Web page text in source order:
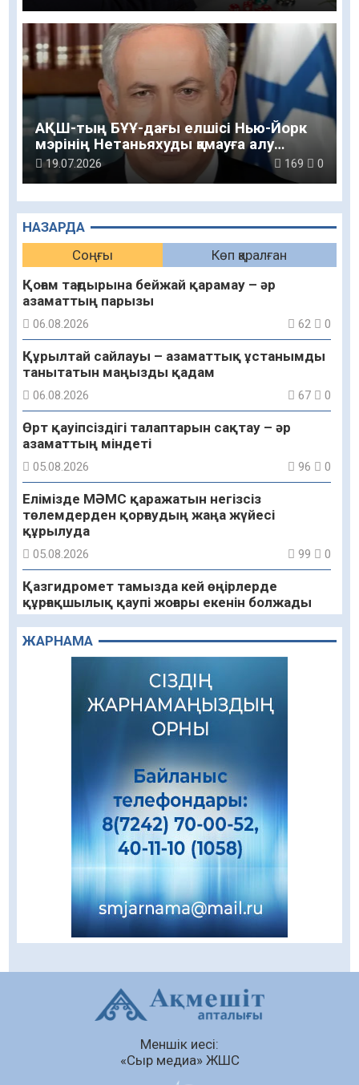
НАЗАРДА
Соңғы
Көп қаралған
Қоғам тағдырына бейжай қарамау – әр
азаматтың парызы
06.08.2026 62 0
Құрылтай сайлауы – азаматтық ұстанымды
танытатын маңызды қадам
06.08.2026 67 0
Өрт қауіпсіздігі талаптарын сақтау – әр
азаматтың міндеті
05.08.2026 96 0
Елімізде МӘМС қаражатын негізсіз
төлемдерден қорғаудың жаңа жүйесі
құрылуда
05.08.2026 99 0
Қазгидромет тамызда кей өңірлерде
құрғақшылық қаупі жоғары екенін болжады
05.08.2026 81 0
Алғашқы цифрлық жасанды интеллект
құралдарының таныстырылымы өтті
05.08.2026
«Қайрат» Чемпиондар лигасының іріктеуінде
«Левскиге» есе жіберді
«Ұлттық нақыш – заманауи панно» атты
шеберлік сағаты өтті
05.08.2026
Цифрландыру саласын дамыту аясында
салынатын жаңа орталықтың жобасы
талқыланды
05.08.2026
алу жөніндегі комитеттің Қызылорда
облысы бойынша департаментінің басшысы
тағайындалды
Қазақстандықтардың 72,3%-ы жаңа
Құрылтай үшін дауыс беруге дайын
ЖАРНАМА
АҚШ-тың БҰҰ-дағы елшісі Нью-Йорк
мэрінің Нетаньяхуды қамауға алу
туралы мәлімдемесін жоққа шығарды
19.07.2026 169 0
Меншік иесі:
«Сыр медиа» ЖШС